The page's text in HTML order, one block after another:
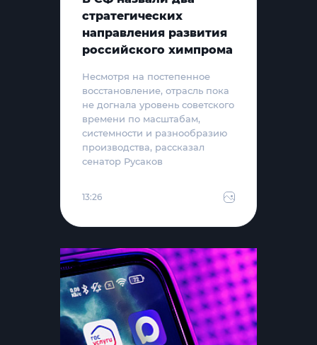
стратегических
направления развития
российского химпрома
Несмотря на постепенное
восстановление, отрасль пока
не догнала уровень советского
времени по масштабам,
системности и разнообразию
производства, рассказал
сенатор Русаков
13:26